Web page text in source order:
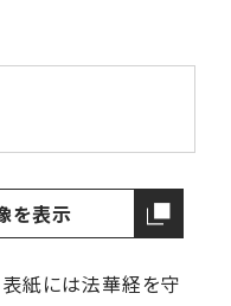
を表示
紙には法華経を守